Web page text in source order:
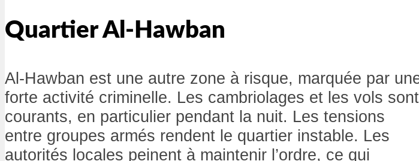
Quartier Al-Hawban
Al-Hawban est une autre zone à risque, marquée par
forte activité criminelle. Les cambriolages et les vols sont
courants, en particulier pendant la nuit. Les tensions
entre groupes armés rendent le quartier instable. Les
autorités locales peinent à maintenir l’ordre, ce qui